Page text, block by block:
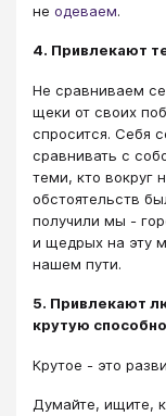
не одеваем.
4. Привлекают
Не сравниваем
щеки от своих
спросится. Себя
сравнивать с
теми, кто вокруг
обстоятельств
получили мы -
и щедрых на эту
нашем пути.
5. Привлекают
крутую
Крутое - это
Думайте, ищите,